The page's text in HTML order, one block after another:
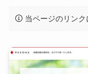
当ページのリンク